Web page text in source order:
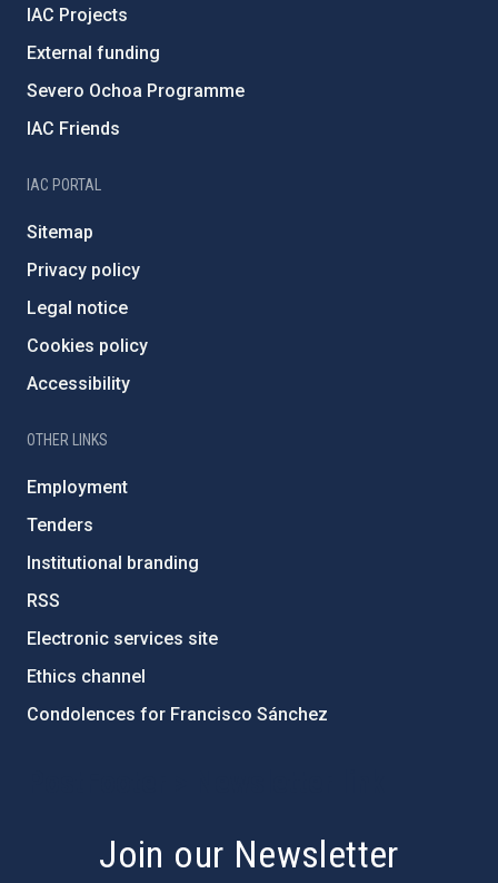
IAC Projects
External funding
Severo Ochoa Programme
IAC Friends
IAC PORTAL
Sitemap
Privacy policy
Legal notice
Cookies policy
Accessibility
OTHER LINKS
Employment
Tenders
Institutional branding
RSS
Electronic services site
Ethics channel
Condolences for Francisco Sánchez
Join our Newsletter